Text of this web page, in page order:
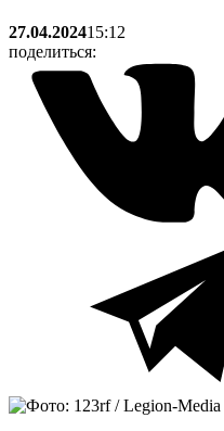
27.04.202415:12
поделиться: